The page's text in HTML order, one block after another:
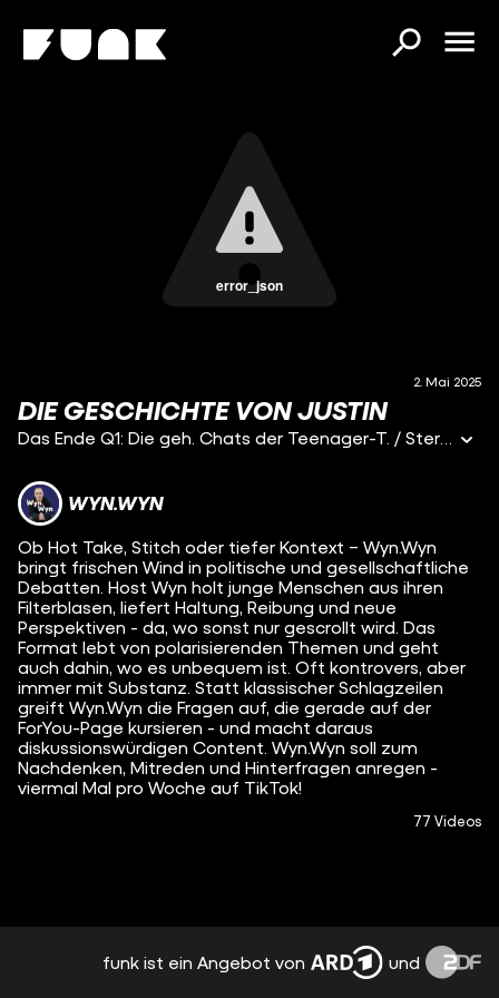
error_json
2. Mai 2025
DIE GESCHICHTE VON JUSTIN
Das Ende Q1: Die geh. Chats der Teenager-T. / Stern Q2: Sie wollten ein großes Ding durchziehen, sagt Justin. Einen Ansch. / Stern Q3: Reporter von stern und RTL decken Ansch-Plan mutmaßlicher Jugend-T-Gruppe auf
WYN.WYN
Ob Hot Take, Stitch oder tiefer Kontext – Wyn.Wyn
bringt frischen Wind in politische und gesellschaftliche
Debatten. Host Wyn holt junge Menschen aus ihren
Filterblasen, liefert Haltung, Reibung und neue
Perspektiven - da, wo sonst nur gescrollt wird. Das
Format lebt von polarisierenden Themen und geht
auch dahin, wo es unbequem ist. Oft kontrovers, aber
immer mit Substanz. Statt klassischer Schlagzeilen
greift Wyn.Wyn die Fragen auf, die gerade auf der
ForYou-Page kursieren - und macht daraus
diskussionswürdigen Content. Wyn.Wyn soll zum
Nachdenken, Mitreden und Hinterfragen anregen -
viermal Mal pro Woche auf TikTok!
77 Videos
funk ist ein Angebot von und